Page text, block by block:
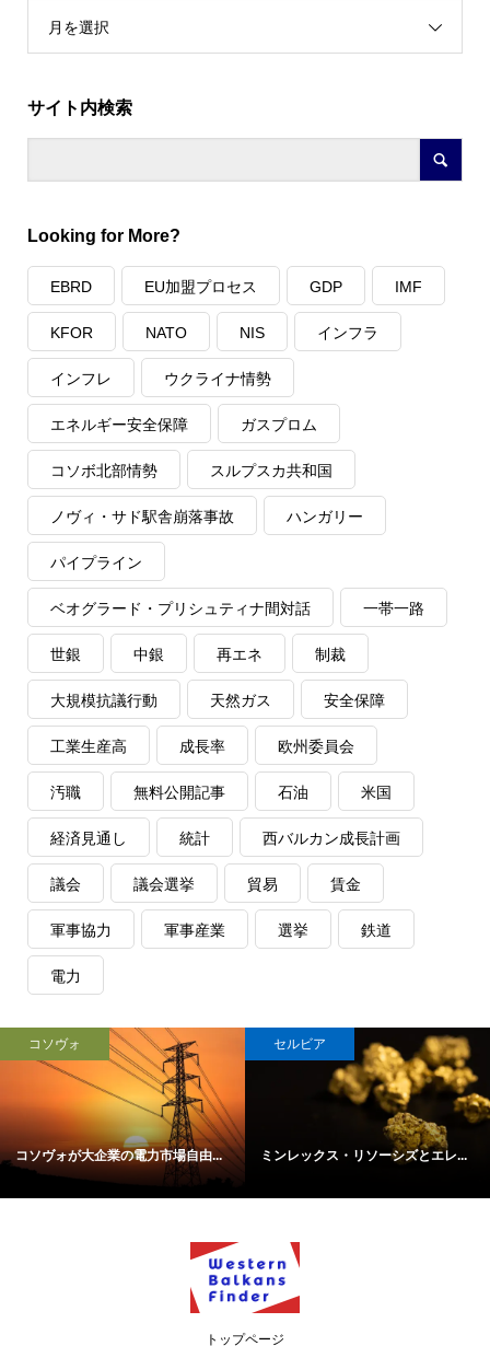
月を選択
サイト内検索
Looking for More?
EBRD EU加盟プロセス GDP IMF
KFOR NATO NIS インフラ
インフレ ウクライナ情勢
エネルギー安全保障 ガスプロム
コソボ北部情勢 スルプスカ共和国
ノヴィ・サド駅舎崩落事故 ハンガリー
パイプライン
ベオグラード・プリシュティナ間対話 一帯一路
世銀 中銀 再エネ 制裁
大規模抗議行動 天然ガス 安全保障
工業生産高 成長率 欧州委員会
汚職 無料公開記事 石油 米国
経済見通し 統計 西バルカン成長計画
議会 議会選挙 貿易 賃金
軍事協力 軍事産業 選挙 鉄道
電力
コソヴォ
コソヴォが大企業の電力市場自由...
セルビア
ミンレックス・リソーシズとエレ...
トップページ